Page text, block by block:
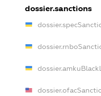
dossier.sanctions